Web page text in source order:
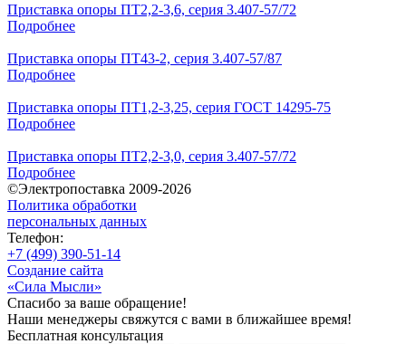
Приставка опоры ПТ2,2-3,6, серия 3.407-57/72
Подробнее
Приставка опоры ПТ43-2, серия 3.407-57/87
Подробнее
Приставка опоры ПТ1,2-3,25, серия ГОСТ 14295-75
Подробнее
Приставка опоры ПТ2,2-3,0, серия 3.407-57/72
Подробнее
©Электропоставка 2009-2026
Политика обработки
персональных данных
Телефон:
+7 (499) 390-51-14
Создание сайта
«Сила Мысли»
Спасибо за ваше обращение!
Наши менеджеры свяжутся с вами в ближайшее время!
Бесплатная консультация